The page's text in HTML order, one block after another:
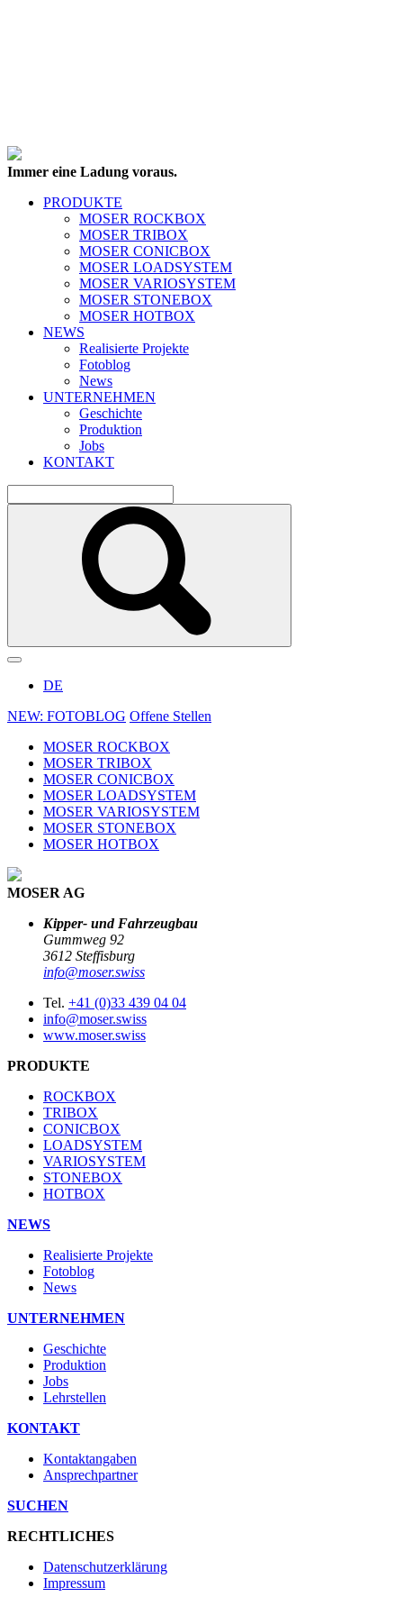
Immer eine Ladung voraus.
PRODUKTE
MOSER ROCKBOX
MOSER TRIBOX
MOSER CONICBOX
MOSER LOADSYSTEM
MOSER VARIOSYSTEM
MOSER STONEBOX
MOSER HOTBOX
NEWS
Realisierte Projekte
Fotoblog
News
UNTERNEHMEN
Geschichte
Produktion
Jobs
KONTAKT
DE
NEW: FOTOBLOG Offene Stellen
MOSER ROCKBOX
MOSER TRIBOX
MOSER CONICBOX
MOSER LOADSYSTEM
MOSER VARIOSYSTEM
MOSER STONEBOX
MOSER HOTBOX
MOSER AG
Kipper- und Fahrzeugbau
Gummweg 92
3612 Steffisburg
info@moser.swiss
Tel. +41 (0)33 439 04 04
info@moser.swiss
www.moser.swiss
PRODUKTE
ROCKBOX
TRIBOX
CONICBOX
LOADSYSTEM
VARIOSYSTEM
STONEBOX
HOTBOX
NEWS
Realisierte Projekte
Fotoblog
News
UNTERNEHMEN
Geschichte
Produktion
Jobs
Lehrstellen
KONTAKT
Kontaktangaben
Ansprechpartner
SUCHEN
RECHTLICHES
Datenschutzerklärung
Impressum